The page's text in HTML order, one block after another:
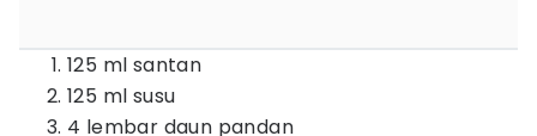
125 ml santan
125 ml susu
4 lembar daun pandan